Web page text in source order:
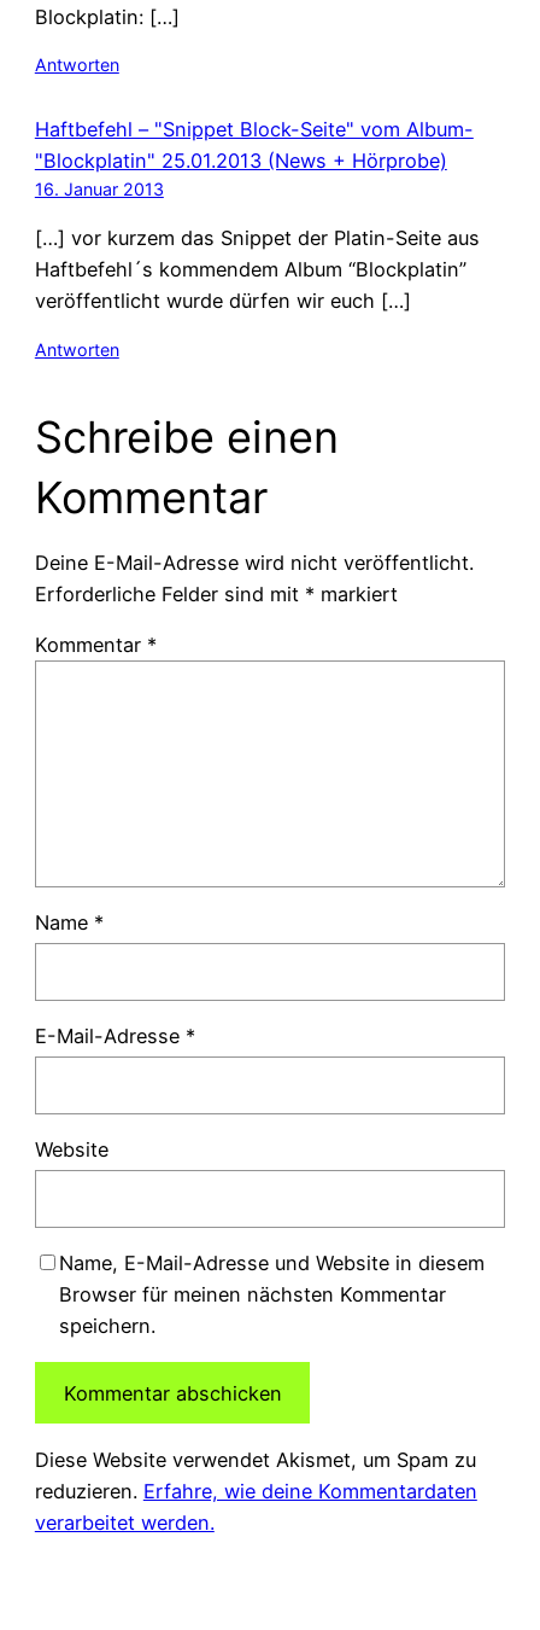
Blockplatin: […]
Antworten
Haftbefehl – "Snippet Block-Seite" vom Album-
"Blockplatin" 25.01.2013 (News + Hörprobe)
16. Januar 2013
[…] vor kurzem das Snippet der Platin-Seite aus
Haftbefehl´s kommendem Album “Blockplatin”
veröffentlicht wurde dürfen wir euch […]
Antworten
Schreibe einen
Kommentar
Deine E-Mail-Adresse wird nicht veröffentlicht.
Erforderliche Felder sind mit * markiert
Kommentar *
Name *
E-Mail-Adresse *
Website
Name, E-Mail-Adresse und Website in diesem
Browser für meinen nächsten Kommentar
speichern.
Diese Website verwendet Akismet, um Spam zu
reduzieren. Erfahre, wie deine Kommentardaten
verarbeitet werden.